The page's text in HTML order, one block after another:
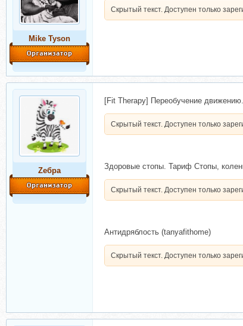
Mike Tyson
Скрытый текст. Доступен только
Zебра
[Fit Therapy] Переобучение
Скрытый текст. Доступен только
Здоровые стопы. Тариф Стопы,
Скрытый текст. Доступен только
Антидряблость (tanyafithome)
Скрытый текст. Доступен только